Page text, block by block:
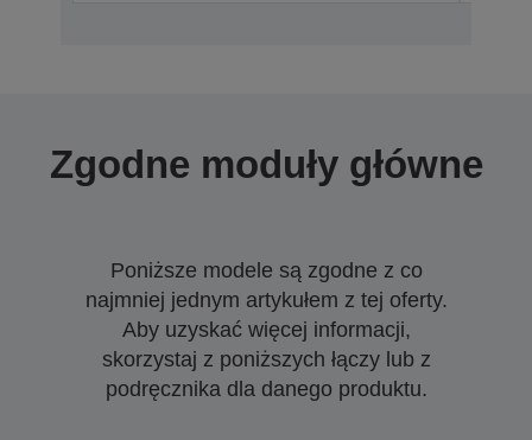
Zgodne moduły główne
Poniższe modele są zgodne z co
najmniej jednym artykułem z tej oferty.
Aby uzyskać więcej informacji,
skorzystaj z poniższych łączy lub z
podręcznika dla danego produktu.